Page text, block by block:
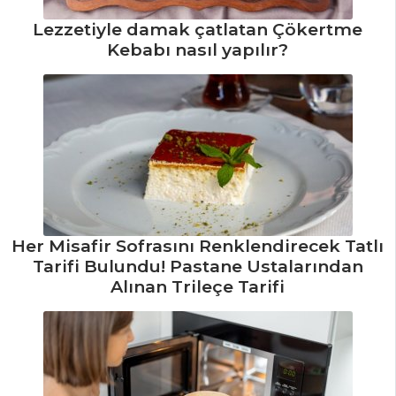
MAKARNA
Tarifi, Nasıl Yapılır?
Bici Aşı Tarifi,
Nasıl Yapılır?
Havuçlu Pirinç
Pilavı Tarifi, Nasıl
Yapılır?
Pilav ve Makarna
Tüm Tarifleri
SALATALAR
Krutonlu Ve
Renkli Köz Biberli
Lezzetiyle damak çatlatan Çökertme
Kebabı nasıl yapılır?
Her Misafir Sofrasını Renklendirecek Tatlı
Tarifi Bulundu! Pastane Ustalarından
Alınan Trileçe Tarifi